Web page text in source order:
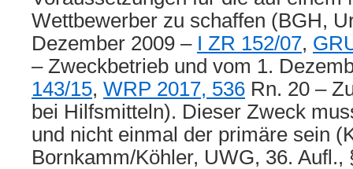
Wettbewerber zu schaffen (BGH,
Dezember 2009 – I ZR 152/07,
– Zweckbetrieb und vom 1.
143/15, WRP 2017, 536 Rn. 20 –
bei Hilfsmitteln). Dieser Zweck
und nicht einmal der primäre sein
Bornkamm/Köhler, UWG, 36. Aufl.,